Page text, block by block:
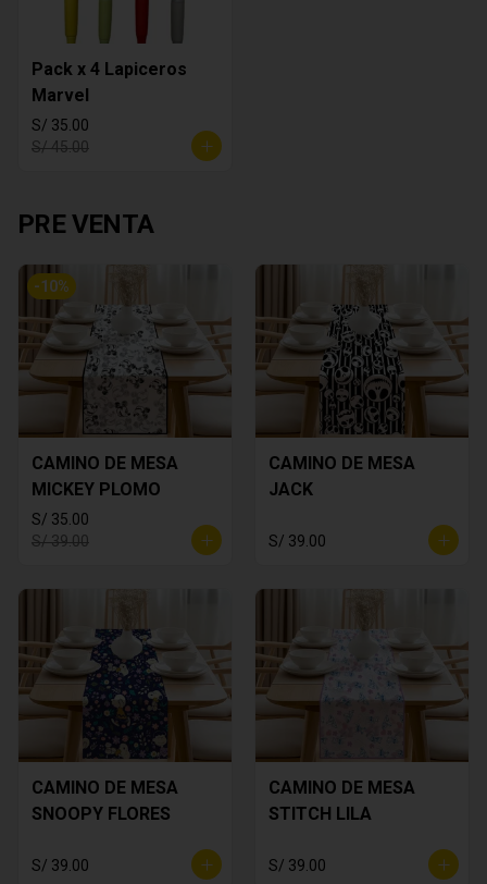
Pack x 4 Lapiceros
Marvel
S/ 35.00
S/ 45.00
PRE VENTA
-10%
CAMINO DE MESA
MICKEY PLOMO
S/ 35.00
S/ 39.00
CAMINO DE MESA
JACK
S/ 39.00
CAMINO DE MESA
SNOOPY FLORES
S/ 39.00
CAMINO DE MESA
STITCH LILA
S/ 39.00